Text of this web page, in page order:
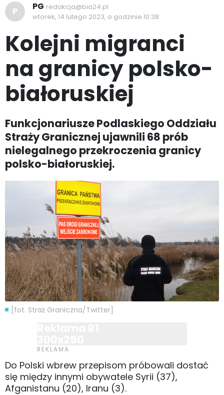
P PG redakcja@bia24.pl
wtorek, 14 lutego 2023, o godzinie 10:38
Kolejni migranci
na granicy polsko-
białoruskiej
Funkcjonariusze Podlaskiego Oddziału
Straży Granicznej ujawnili 68 prób
nielegalnego przekroczenia granicy
polsko-białoruskiej.
[fot. Straż Graniczna/Twitter]
Do Polski wbrew przepisom próbowali dostać
się między innymi obywatele Syrii (37),
Afganistanu (20), Iranu (3).